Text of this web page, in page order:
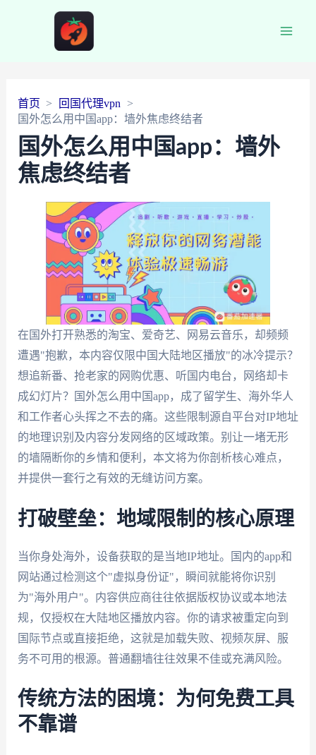
首页
回国代理vpn
国外怎么用中国app：墙外焦虑终结者
国外怎么用中国app：墙外
焦虑终结者
在国外打开熟悉的淘宝、爱奇艺、网易云音乐，却频频
遭遇"抱歉，本内容仅限中国大陆地区播放"的冰冷提示？
想追新番、抢老家的网购优惠、听国内电台，网络却卡
成幻灯片？国外怎么用中国app，成了留学生、海外华人
和工作者心头挥之不去的痛。这些限制源自平台对IP地址
的地理识别及内容分发网络的区域政策。别让一堵无形
的墙隔断你的乡情和便利，本文将为你剖析核心难点，
并提供一套行之有效的无缝访问方案。
打破壁垒：地域限制的核心原理
当你身处海外，设备获取的是当地IP地址。国内的app和
网站通过检测这个"虚拟身份证"，瞬间就能将你识别
为"海外用户"。内容供应商往往依据版权协议或本地法
规，仅授权在大陆地区播放内容。你的请求被重定向到
国际节点或直接拒绝，这就是加载失败、视频灰屏、服
务不可用的根源。普通翻墙往往效果不佳或充满风险。
传统方法的困境：为何免费工具
不靠谱